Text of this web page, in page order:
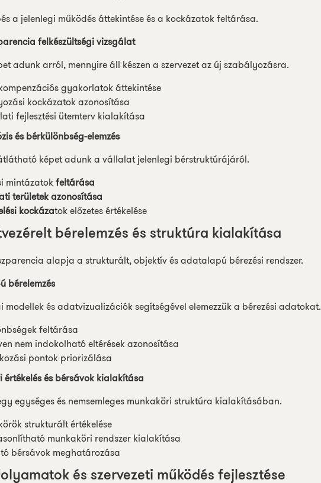
a jelenlegi működés áttekintése és a kockázatok feltárása.
felkészültségi vizsgálat
adunk arról, mennyire áll készen a szervezet az új szabályozásra.
gyakorlatok áttekintése
kockázatok azonosítása
fejlesztési ütemterv kialakítása
és bérkülönbség-elemzés
képet adunk a vállalat jelenlegi bérstruktúrájáról.
mintázatok feltárása
területek azonosítása
kockázatok előzetes értékelése
bérelemzés és struktúra kialakítása
alapja a strukturált, objektív és adatalapú bérezési rendszer.
bérelemzés
modellek és adatvizualizációk segítségével elemezzük a bérezési adatokat.
feltárása
nem indokolható eltérések azonosítása
pontok priorizálása
értékelés és bérsávok kialakítása
egységes és nemsemleges munkaköri struktúra kialakításában.
strukturált értékelése
munkaköri rendszer kialakítása
bérsávok meghatározása
és szervezeti működés fejlesztése